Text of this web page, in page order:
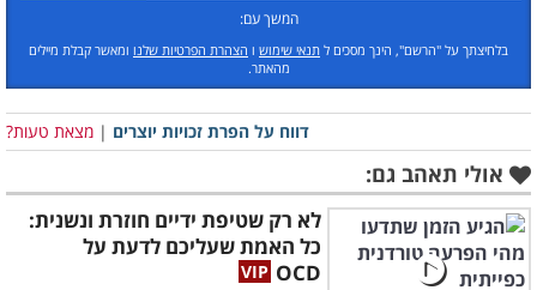
המשך עם:
בלחיצתך על "הרשם", הינך מסכים ל תנאי שימוש ו הצהרת הפרטיות שלנו ומאשר קבלת מיילים
מהאתר.
דווח על הפרת זכויות יוצרים | מצאת טעות?
אולי תאהב גם:
לא רק שטיפת ידיים חוזרת ונשנית:
כל האמת שעליכם לדעת על
OCD